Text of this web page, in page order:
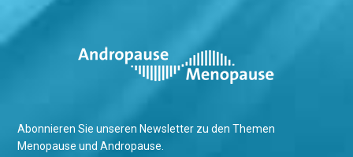
Abonnieren Sie unseren Newsletter zu den Themen
Menopause und Andropause.